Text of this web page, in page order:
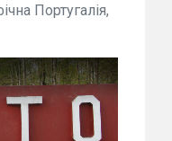
Португалія,